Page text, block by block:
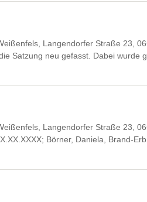
Langendorfer Straße 23,
Satzung neu gefasst. Dabei wurde
Langendorfer Straße 23,
Börner, Daniela, Brand-